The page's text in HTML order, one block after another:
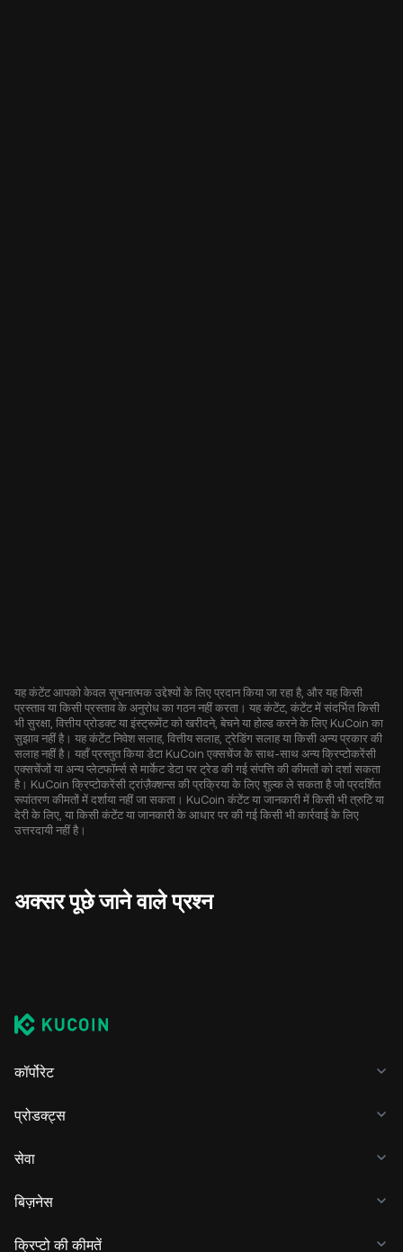
यह कंटेंट आपको केवल सूचनात्मक उद्देश्यों के लिए प्रदान किया जा रहा है, और यह किसी
प्रस्ताव या किसी प्रस्ताव के अनुरोध का गठन नहीं करता। यह कंटेंट, कंटेंट में संदर्भित किसी
भी सुरक्षा, वित्तीय प्रोडक्ट या इंस्ट्रूमेंट को खरीदने, बेचने या होल्ड करने के लिए KuCoin का
सुझाव नहीं है। यह कंटेंट निवेश सलाह, वित्तीय सलाह, ट्रेडिंग सलाह या किसी अन्य प्रकार की
सलाह नहीं है। यहाँ प्रस्तुत किया डेटा KuCoin एक्सचेंज के साथ-साथ अन्य क्रिप्टोकरेंसी
एक्सचेंजों या अन्य प्लेटफॉर्म्स से मार्केट डेटा पर ट्रेड की गई संपत्ति की कीमतों को दर्शा सकता
है। KuCoin क्रिप्टोकरेंसी ट्रांज़ैक्शन्स की प्रक्रिया के लिए शुल्क ले सकता है जो प्रदर्शित
रूपांतरण कीमतों में दर्शाया नहीं जा सकता। KuCoin कंटेंट या जानकारी में किसी भी त्रुटि या
देरी के लिए, या किसी कंटेंट या जानकारी के आधार पर की गई किसी भी कार्रवाई के लिए
उत्तरदायी नहीं है।
अक्सर पूछे जाने वाले प्रश्न
कॉर्पोरेट
प्रोडक्ट्स
सेवा
बिज़नेस
क्रिप्टो की कीमतें